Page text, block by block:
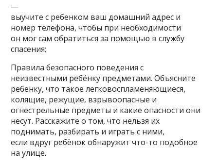
—
выучите с ребенком ваш домашний адрес и
номер телефона, чтобы при необходимости
он мог сам обратиться за помощью в службу
спасения;
Правила безопасного поведения с
неизвестными ребёнку предметами. Объясните
ребенку, что такое легковоспламеняющиеся,
колящие, режущие, взрывоопасные и
огнестрельные предметы и какие опасности они
несут. Расскажите о том, что нельзя их
поднимать, разбирать и играть с ними,
если вдруг ребёнок обнаружит что-то подобное
на улице.